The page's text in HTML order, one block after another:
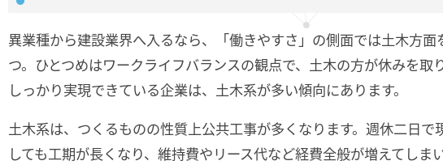
異業種から建設業界へ入るなら、「働きやすさ」の側面では土木方
つ。ひとつめはワークライフバランスの観点で、土木の方が休みを取
しっかり実現できている企業は、土木系が多い傾向にあります。
土木系は、つくるものの性質上公共工事が多くなります。週休二日
しても工期が長くなり、維持費やリース代など経費全般が増えてし